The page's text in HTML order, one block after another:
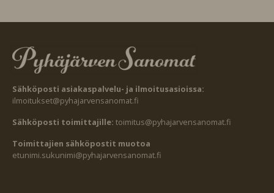
Sähköposti asiakaspalvelu- ja ilmoitusasioissa:
ilmoitukset@pyhajarvensanomat.fi
Sähköposti toimittajille: toimitus@pyhajarvensanomat.fi
Toimittajien sähköpostit muotoa
etunimi.sukunimi@pyhajarvensanomat.fi